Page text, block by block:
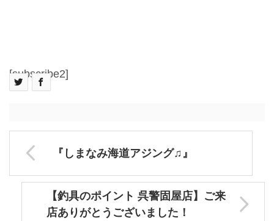
[subscribe2]
『しまなみ海道アジング♫』
【釣具のポイント 呉警固屋店】ご来
店ありがとうございました！